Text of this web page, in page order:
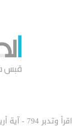
اقرأ وتدبر 794 - آية أريت إن كذب وتولى